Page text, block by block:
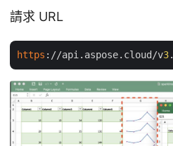
請求 URL
https ://api.aspose.cloud/v3.